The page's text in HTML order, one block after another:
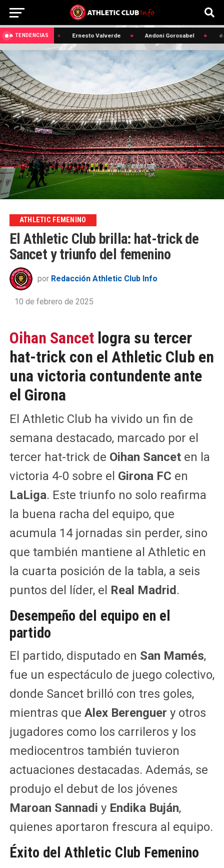
🔥 TENDENCIAS
🔥 Edin Terzic Ernesto Valverde Andoni Gorosabel 🔥
ATHLETIC FEMENINO
El Athletic Club brilla: hat-trick de
Sancet y triunfo del femenino
por Redacción Athletic Club Info
10 de febrero de 2025
Oihan Sancetlogra su tercer
hat-trick con el Athletic Club en
una victoria contundente ante
el Girona
El Athletic Club ha vivido un fin de
semana destacado, marcado por el
tercer hat-trick de Oihan Sanceten la
victoria 4-0 sobre el Girona FC en
LaLiga. Este triunfo no solo reafirma
la buena racha del equipo, que
acumula 14 jornadas sin perder, sino
que también mantiene al Athletic en
la cuarta posición de la tabla, a seis
puntos del líder, el Real Madrid .
Desempeño del equipo en el
partido
El partido, disputado en San Mamés,
fue un espectáculo de juego colectivo,
donde Sancet brilló con tres goles,
mientras que Alex Berenguer y otros
jugadores como los carrileros y los
mediocentros también tuvieron
actuaciones destacadas. Además, se
produjo el debut de los jóvenes
Maroan Sannadi y Endika Buján,
quienes aportaron frescura al equipo.
Éxito del Athletic Club Femenino